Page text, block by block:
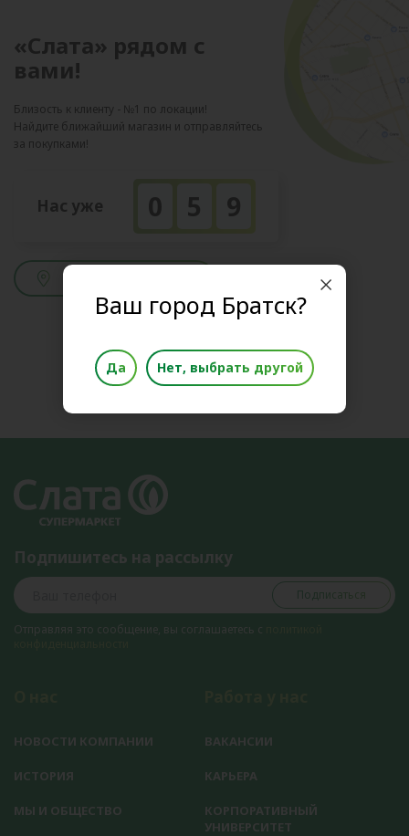
«Слата» рядом с
вами!
Близость к клиенту - №1 по локации!
Найдите ближайший магазин и отправляйтесь
за покупками!
Нас уже 0 5 9
Подпишитесь на рассылку
Подписаться
Отправляя это сообщение, вы соглашаетесь с
НОВОСТИ КОМПАНИИ
ИСТОРИЯ
МЫ И ОБЩЕСТВО
ВАКАНСИИ
КАРЬЕРА
КОРПОРАТИВНЫЙ
УНИВЕРСИТЕТ
Ваш город Братск?
Да Нет, выбрать другой